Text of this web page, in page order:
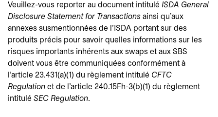
Veuillez-vous reporter au document intitulé ISDA General
Disclosure Statement for Transactions ainsi qu'aux
annexes susmentionnées de l'ISDA portant sur des
produits précis pour savoir quelles informations sur les
risques importants inhérents aux swaps et aux SBS
doivent vous être communiquées conformément à
l'article 23.431(a)(1) du règlement intitulé CFTC
Regulation et de l'article 240.15Fh-3(b)(1) du règlement
intitulé SEC Regulation.